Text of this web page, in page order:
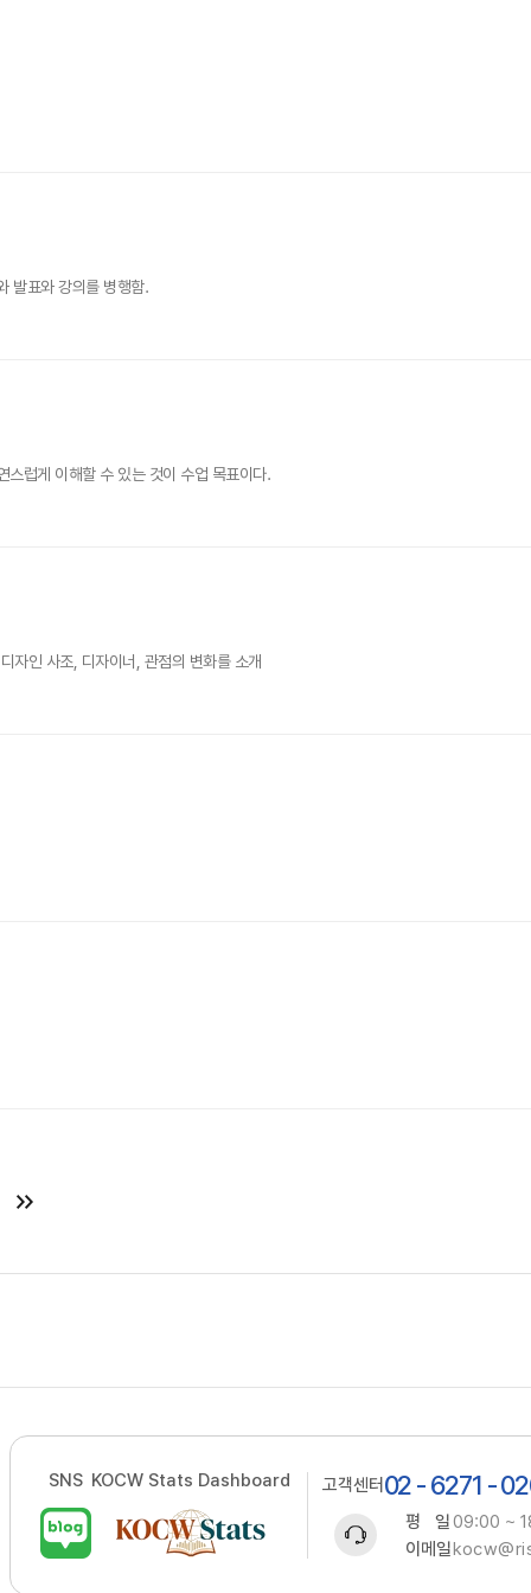
발표와 강의를 병행함.
스럽게 이해할 수 있는 것이 수업 목표이다.
자인 사조, 디자이너, 관점의 변화를 소개
SNS KOCW Stats Dashboard 고객센터 02 - 6271 -
평 일09:00 ~
이메일